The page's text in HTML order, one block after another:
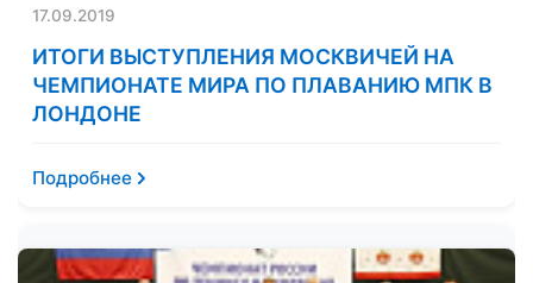
17.09.2019
ИТОГИ ВЫСТУПЛЕНИЯ МОСКВИЧЕЙ НА
ЧЕМПИОНАТЕ МИРА ПО ПЛАВАНИЮ МПК В
ЛОНДОНЕ
Подробнее